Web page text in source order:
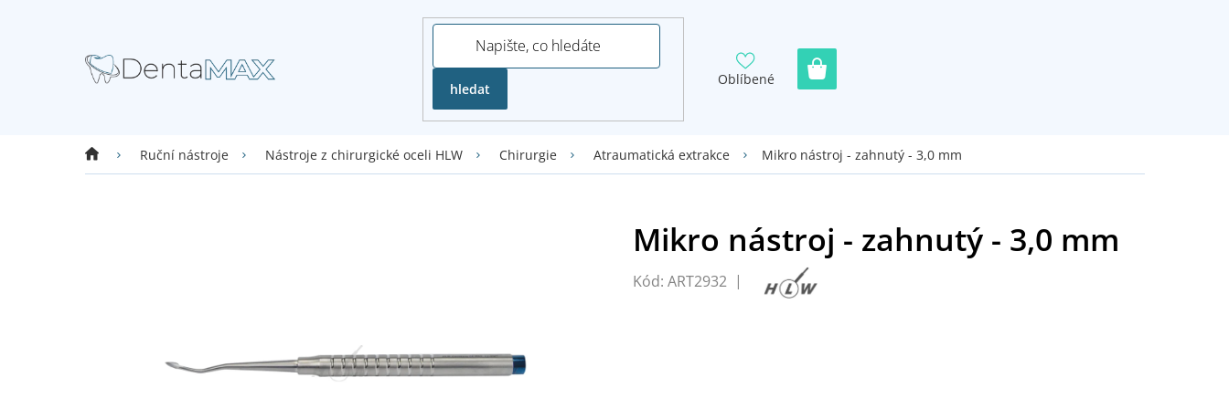
hledat
Oblíbené
Domů Ruční nástroje Nástroje z chirurgické oceli HLW Chirurgie Atraumatická extrakce Mikro nástroj - zahnutý - 3,0 mm
Kód: ART2932